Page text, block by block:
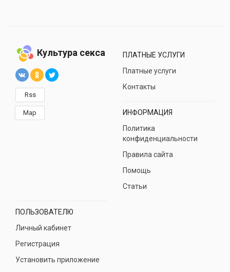
Культура секса
Rss
Map
ПЛАТНЫЕ УСЛУГИ
Платные услуги
Контакты
ИНФОРМАЦИЯ
Политика
конфиденциальности
Правила сайта
Помощь
Статьи
ПОЛЬЗОВАТЕЛЮ
Личный кабинет
Регистрация
Установить приложение